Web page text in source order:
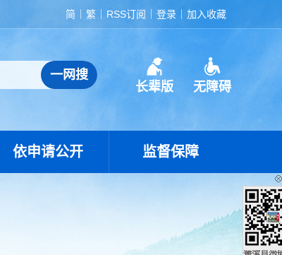
简 繁 RSS订阅 登录 加入收藏
长辈版 无障碍
依申请公开 监督保障